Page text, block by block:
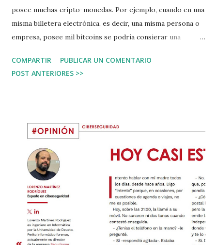
posee muchas cripto-monedas. Por ejemplo, cuando en una
misma billetera electrónica, es decir, una misma persona o
empresa, posee mil bitcoins se podría consierar una
criptomonedas. Es conocido que China posee varias
ballenas azules de Bitcoin y de Ethereum , las
caer el precio de alguna. Así lo explican diferentes
publicaciones como la de Finbold . ¿Cómo se hace perder
valor con una ballena? Las criptomonedas establecen su
precio por la oferta y la demanda. Igual que cualquier otro
activo, si la oferta es mayor que la demanda, el precio cae.
Cuando una ballena pone a venta muchas criptos, mucho
más que lo que se compra, el precio cae. No quiero decir
que las criptomonedas son una estafa, aunque...
COMPARTIR
PUBLICAR UN COMENTARIO
POST ANTERIORES >>